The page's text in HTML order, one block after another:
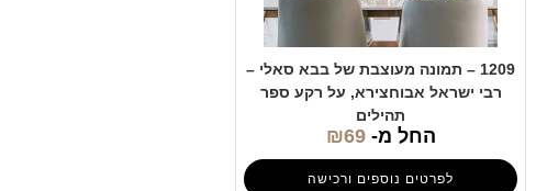
1209 – תמונה מעוצבת של בבא סאלי –
רבי ישראל אבוחצירא, על רקע ספר
תהילים
החל מ- ₪69
לפרטים נוספים ורכישה